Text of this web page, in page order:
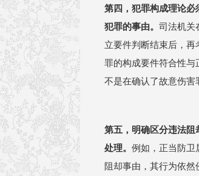
第四，犯罪构成理论
犯罪的事由。 司法机关
立要件判断结束后，
罪的构成要件符合性
不是在确认了故意伤害
第五，明确区分违法
处理。 例如，正当防卫
阻却事由，其行为依然